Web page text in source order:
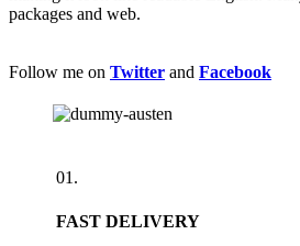
packages and web.
Follow me on Twitter and Facebook
01.
FAST DELIVERY